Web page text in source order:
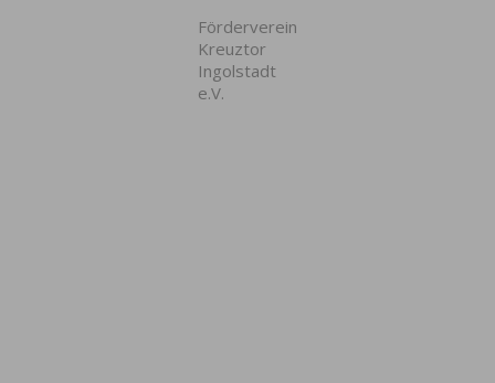
Förderverein
Kreuztor
Ingolstadt
e.V.